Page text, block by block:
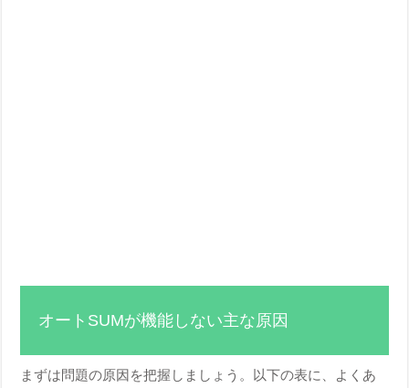
オートSUMが機能しない主な原因
まずは問題の原因を把握しましょう。以下の表に、よくあ